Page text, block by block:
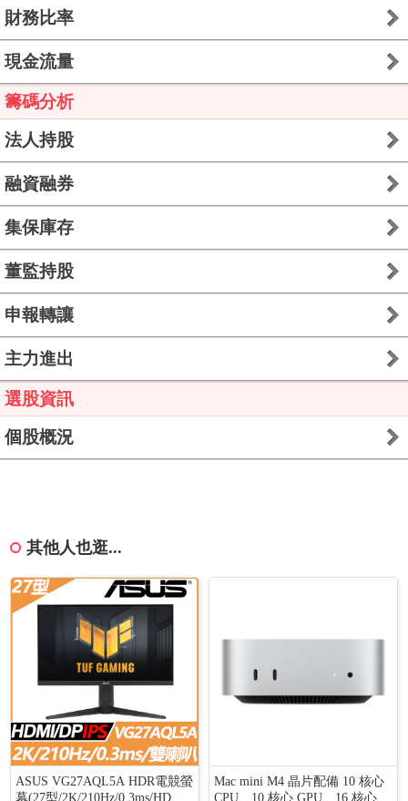
財務比率
現金流量
籌碼分析
法人持股
融資融券
集保庫存
董監持股
申報轉讓
主力進出
選股資訊
個股概況
其他人也逛...
ASUS VG27AQL5A HDR電競螢
幕(27型/2K/210Hz/0.3ms/HDMI/
Mac mini M4 晶片配備 10 核心
CPU、10 核心 GPU、16 核心 1